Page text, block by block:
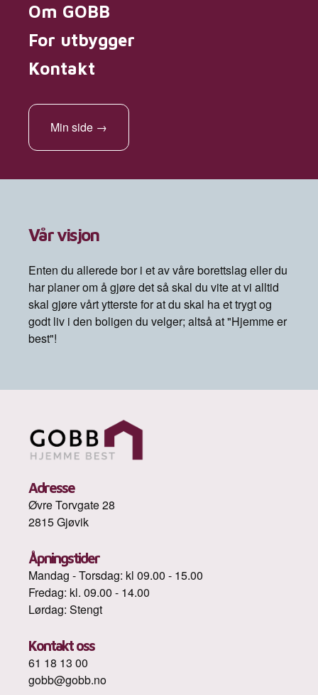
Om GOBB
For utbygger
Kontakt
Min side →
Vår visjon
Enten du allerede bor i et av våre borettslag eller du
har planer om å gjøre det så skal du vite at vi alltid
skal gjøre vårt ytterste for at du skal ha et trygt og
godt liv i den boligen du velger; altså at "Hjemme er
best"!
Adresse
Øvre Torvgate 28
2815 Gjøvik
Åpningstider
Mandag - Torsdag: kl 09.00 - 15.00
Fredag: kl. 09.00 - 14.00
Lørdag: Stengt
Kontakt oss
61 18 13 00
gobb@gobb.no